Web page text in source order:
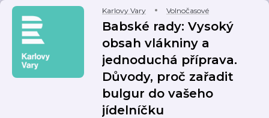
Karlovy Vary Volnočasové
Babské rady: Vysoký
obsah vlákniny a
jednoduchá příprava.
Důvody, proč zařadit
bulgur do vašeho
jídelníčku